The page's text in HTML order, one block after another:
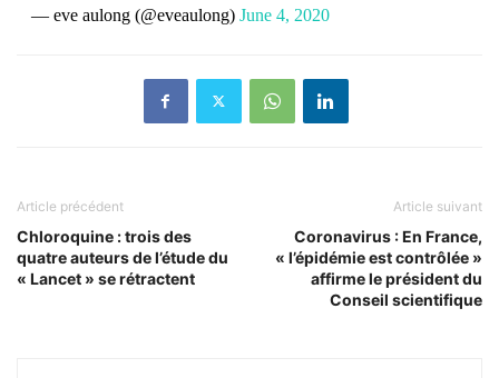
— eve aulong (@eveaulong) June 4, 2020
Article précédent
Chloroquine : trois des
quatre auteurs de l’étude du
« Lancet » se rétractent
Article suivant
Coronavirus : En France,
« l’épidémie est contrôlée »
affirme le président du
Conseil scientifique